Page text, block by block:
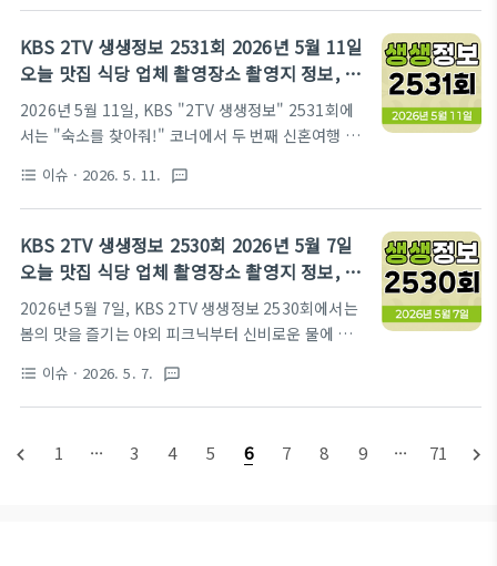
바로가기신vj특공대바다의 황금 ..
한 정보와 따뜻한 감동을 선사하며 매번 화제를 모으
고 있습니다. 이번 2532회에서는 어떤 특별한 맛과 이
야기가 우리를 기다리고 있었을까요? 쫀득한 족발과
진한 순댓국부터 섬진강 따라 즐기는 순창의 매력, 그
리고 세계 각국의 맛을 한자리에서 만나는 특별한 경
험까지, 생생정보가 엄선한 오늘 이야기들을 지금 바
로 만나보시죠.방송 시간: 월-금 18:35 KBS 2TVKBS
권선시장 본점네이버 검색 바로..
KBS 2TV 생생정보 2531회 2026년 5월 11일
오늘 맛집 식당 업체 촬영장소 촬영지 정보, 숙
소를 찾아 줘, 가격파괴 Why, 핫 플레이스
Now, 장 PD의 AI 여행기, 달라야 사는 크리에
이터
2026년 5월 11일, KBS "2TV 생생정보" 2531회에
서는 "숙소를 찾아줘!" 코너에서 두 번째 신혼여행 숙
Why" 코너에서는 윤가네고기창고의 가성비 넘치는
양념목살 세트, "핫 플레이스 Now"에서는 초록빛 낭
만 가득한 담양 국수거리의 다채로운 맛집들, "장 PD
의 AI 여행기"에서는 반전 매력의 정선 여행지들과
"달라야 사는 크리에이터" 코너에서는 유튜브 채널
"서남재 Circusnamj"의 특별한 공연까지, 시청자들
의 눈과 귀를 사로잡을 풍성한 정보와 즐거움을 선사
했습니다.방송 시간: 월-금 18:35 KBS 2TVKBS 2TV
format_list_bulleted 이슈 · 2026. 5. 11. textsms
KBS 2TV 생생정보 2530회 2026년 5월 7일
오늘 맛집 식당 업체 촬영장소 촬영지 정보, 지
금이 딱 제철, 궁금한 건 못 참지, 할매 밥 됩니
까, 한눈에 반했섬, 독한 인생 독하다 독해
2026년 5월 7일, KBS 2TV 생생정보 2530회에서는
봄의 맛을 즐기는 야외 피크닉부터 신비로운 물에 뜨
이 머무는 섬의 매력, 그리고 역경을 딛고 일어선 헤드
스파 이야기까지 다채로운 현장과 인물들을 생생하게
곳곳의 숨겨진 보석 같은 장소와 따뜻한 이야기를 소
format_list_bulleted 이슈 · 2026. 5. 7. textsms
navigate_before 1 ··· 3 4 5 6 7 8 9 ··· 71 navigate_next